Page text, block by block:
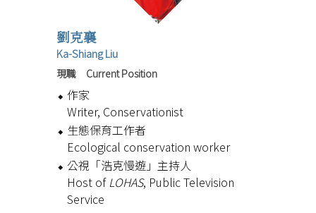
劉克襄
Ka-Shiang Liu
現職 Current Position
作家
Writer, Conservationist
生態保育工作者
Ecological conservation worker
公視「浩克慢遊」主持人
Host ofLOHAS, Public Television
Service